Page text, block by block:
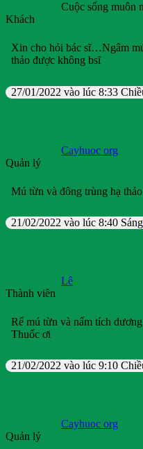
Cuộc sống muôn
Khách
Xin cho hỏi bác sĩ…Ngâm
thảo được không bsĩ
27/01/2022 vào lúc 8:33
Cayhuoc org
Quản lý
Mú từn và đông trùng hạ
21/02/2022 vào lúc 8:40 Sáng
Lê
Thành viên
Rể mú từn và nấm tích
Thuốc ơi
21/02/2022 vào lúc 9:10
Cayhuoc org
Quản lý